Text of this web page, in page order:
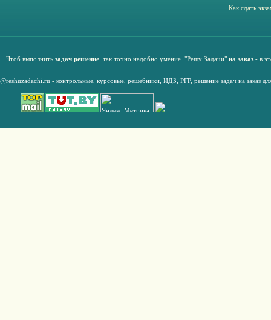
Как сдать
Чтоб выполнить задач решение , так точно надобно умение. "Решу Задачи" на заказ - в
@reshuzadachi.ru - контрольные, курсовые решебники, ИДЗ, РГР, решение задач на заказ